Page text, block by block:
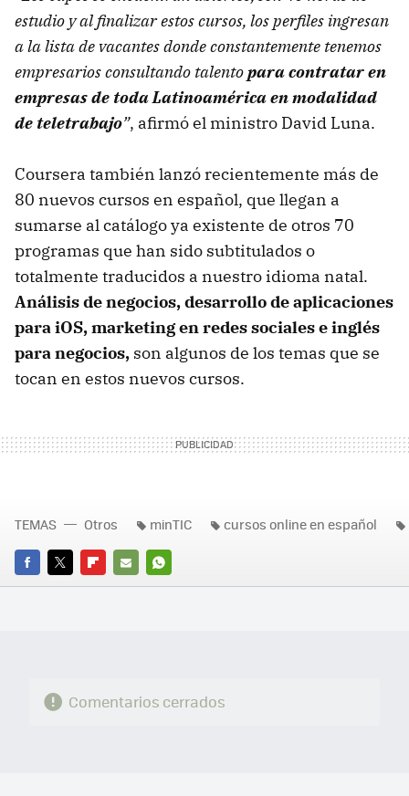
estudio y al finalizar estos cursos, los perfiles ingresan
a la lista de vacantes donde constantemente tenemos
empresarios consultando talentopara contratar en
empresas de toda Latinoamérica en modalidad
de teletrabajo”, afirmó el ministro David Luna.
Coursera también lanzó recientemente más de
80 nuevos cursos en español, que llegan a
sumarse al catálogo ya existente de otros 70
programas que han sido subtitulados o
totalmente traducidos a nuestro idioma natal.
Análisis de negocios, desarrollo de aplicaciones
para iOS, marketing en redes sociales e inglés
para negocios, son algunos de los temas que se
tocan en estos nuevos cursos.
FACEBOOK
TWITTERFLIPBOARD
E-
WHATSAPP
TEMAS Otros minTIC cursos online en español
Comentarios cerrados